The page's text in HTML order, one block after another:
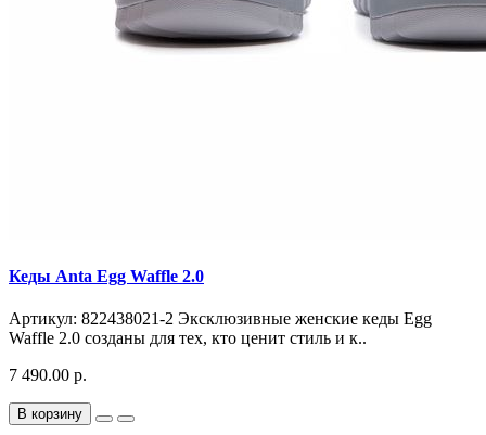
Кеды Anta Egg Waffle 2.0
Артикул: 822438021-2 Эксклюзивные женские кеды Egg
Waffle 2.0 созданы для тех, кто ценит стиль и к..
7 490.00 р.
В корзину